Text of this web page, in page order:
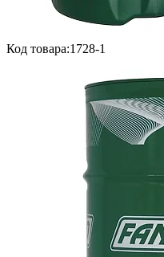
Код товара:1728-1